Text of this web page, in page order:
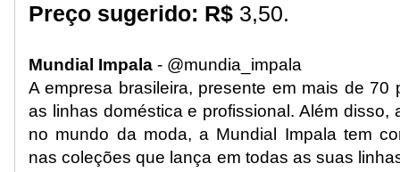
Preço sugerido: R$ 3,50.
Mundial Impala - @mundia_impala
A empresa brasileira, presente em mais de
as linhas doméstica e profissional. Além
no mundo da moda, a Mundial Impala tem
nas coleções que lança em todas as suas